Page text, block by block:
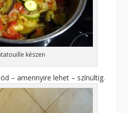
készen
– amennyire lehet – színültig.